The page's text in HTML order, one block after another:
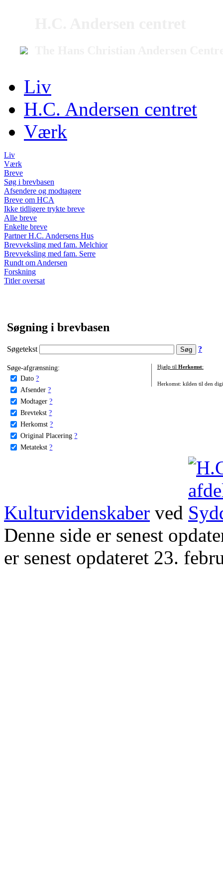
Liv
H.C. Andersen centret
Værk
Liv
Værk
Breve
Søg i brevbasen
Afsendere og modtagere
Breve om HCA
Ikke tidligere trykte breve
Alle breve
Enkelte breve
Partner H.C. Andersens Hus
Brevveksling med fam. Melchior
Brevveksling med fam. Serre
Rundt om Andersen
Forskning
Titler oversat
Søgning i brevbasen
Søgetekst ?
Søge-afgrænsning:
Dato ?
Afsender ?
Modtager ?
Brevtekst ?
Herkomst ?
Original Placering ?
Metatekst ?
Hjælp til Herkomst:
Herkomst: kilden til den
Kulturvidenskaber ved
Denne side er senest
er senest opdateret 23.